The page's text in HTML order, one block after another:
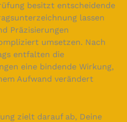
besitzt entscheidende
lassen
Präzisierungen
umsetzen. Nach
entfalten die
eine bindende Wirkung,
Aufwand verändert
zielt darauf ab, Deine